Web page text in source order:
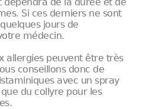
Si ces derniers ne sont
jours de
médecin.
allergies peuvent être très
conseillons donc de
avec un spray
du collyre pour les